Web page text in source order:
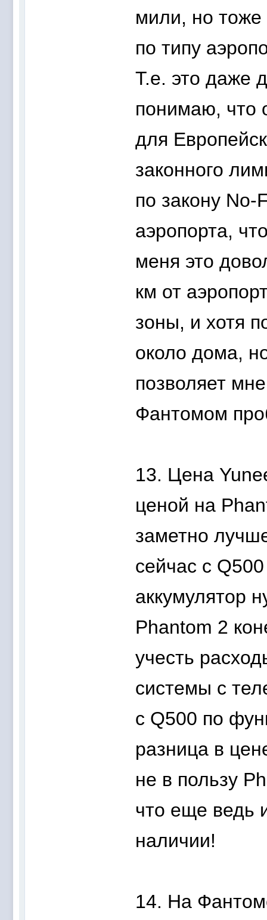
мили, но тоже
по типу
Т.е. это даже
понимаю, что
для
законного
по закону No-
аэропорта,
меня это
км от
зоны, и хотя
около дома,
позволяет
Фантомом
13. Цена
ценой на
заметно
сейчас с
аккумулятор
Phantom 2
учесть
системы с
с Q500 по
разница в
не в пользу
что еще ведь
наличии!
14. На